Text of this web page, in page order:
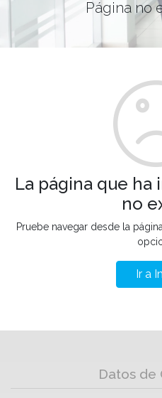
Página no
La página que
no
Pruebe navegar desde la
Ir a
Datos de